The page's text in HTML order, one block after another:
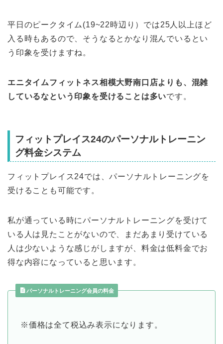
平日のピークタイム(19~22時辺り）では25人以上ほど
入る時もあるので、そうなるとかなり混んでいるとい
う印象を受けますね。
エニタイムフィットネス相模大野南口店よりも、混雑
しているなという印象を受けることは多いです。
フィットプレイス24のパーソナルトレーニン
グ料金システム
フィットプレイス24では、パーソナルトレーニングを
受けることも可能です。
私が通っている時にパーソナルトレーニングを受けて
いる人は見たことがないので、まだあまり受けている
人は少ないような感じがしますが、料金は低料金でお
得な内容になっていると思います。
パーソナルトレーニング会員の料金
※価格は全て税込み表示になります。